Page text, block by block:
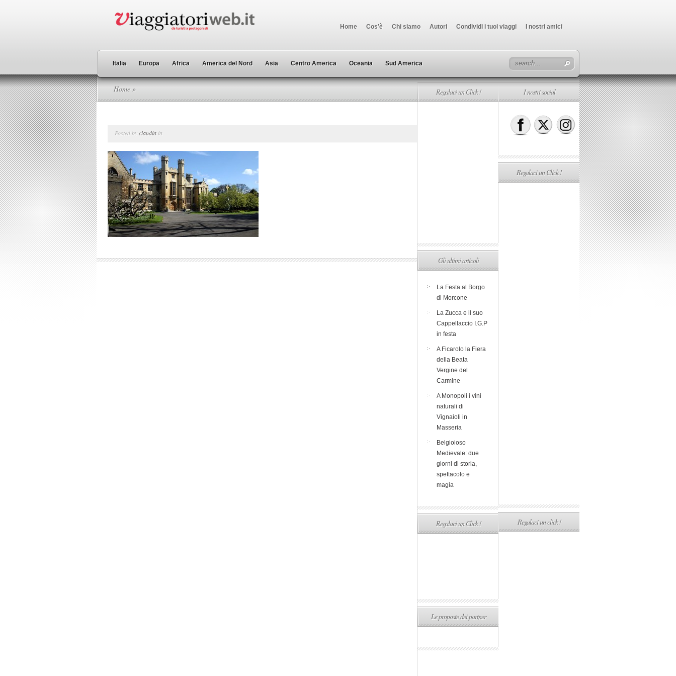
Home Cos’è Chi siamo Autori Condividi i tuoi viaggi I nostri amici
Italia Europa Africa America del Nord Asia Centro America Oceania Sud America
Home »
Posted byclaudia in
Regalaci un Click !
Gli ultimi articoli
La Festa al Borgo
di Morcone
La Zucca e il suo
Cappellaccio I.G.P
in festa
A Ficarolo la Fiera
della Beata
Vergine del
Carmine
A Monopoli i vini
naturali di
Vignaioli in
Masseria
Belgioioso
Medievale: due
giorni di storia,
spettacolo e
magia
Regalaci un Click !
Le proposte dei partner
I nostri social
Regalaci un Click !
Regalaci un click !